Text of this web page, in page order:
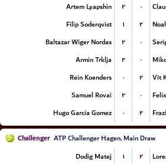
Artem Lyapshin
۲ ۰
Filip Soderqvist
۱ ۲
Baltazar Wiger Nordas
۲ ۰
Armin Trklja
۲ ۰
Rein Koenders
۰ ۲
Vit
Samuel Rovai
۲ ۰
Hugo Garcia Gomez
۰ ۲
Challenger ATP Challenger Hagen, Main Draw
Dodig Matej
۱ ۲